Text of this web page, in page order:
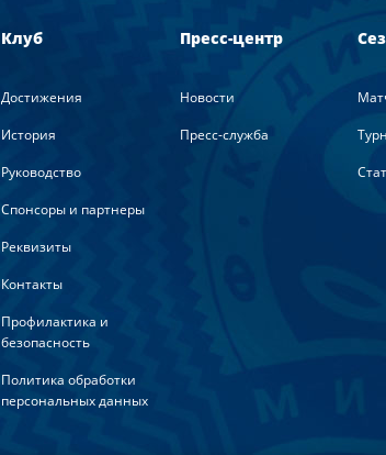
Клуб
Достижения
История
Руководство
Спонсоры и партнеры
Реквизиты
Контакты
Профилактика и
безопасность
Политика обработки
персональных данных
Пресс-центр
Новости
Пресс-служба